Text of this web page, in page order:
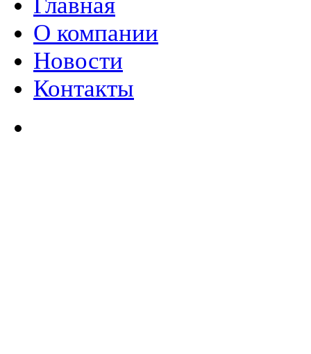
О компании
Новости
Контакты